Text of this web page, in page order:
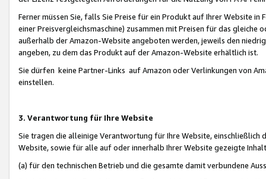
Ferner müssen Sie, falls Sie Preise für ein Produkt auf Ihrer Website
einer Preisvergleichsmaschine) zusammen mit Preisen für das
außerhalb der Amazon-Website angeboten werden, jeweils den
angeben, zu dem das Produkt auf der Amazon-Website erhältlich ist.
Sie dürfen keine Partner-Links auf Amazon oder Verlinkungen von
einstellen.
3. Verantwortung für Ihre Website
Sie tragen die alleinige Verantwortung für Ihre Website,
Website, sowie für alle auf oder innerhalb Ihrer Website gezeigte
(a) für den technischen Betrieb und die gesamte damit verbundene